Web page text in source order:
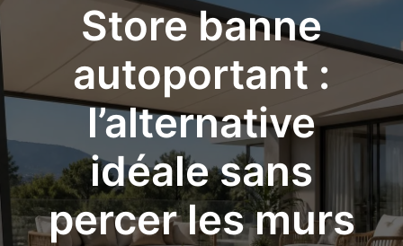
Store banne
autoportant :
l’alternative
idéale sans
percer les murs